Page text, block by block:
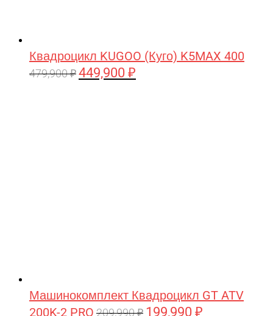
Квадроцикл KUGOO (Куго) K5MAX 400
479,900₽ Первоначальная
449,900 ₽
Машинокомплект Квадроцикл GT ATV
200K-2 PRO 209,990₽ Первоначальная
199,990 ₽